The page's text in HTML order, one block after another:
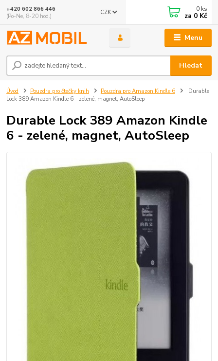
Menu
CZK
Hledat
+420 602 866 446
(Po-Ne, 8-20 hod.)
0 ks
za 0 Kč
Úvod Pouzdra pro čtečky knih Pouzdra pro Amazon Kindle 6
Durable
Lock 389 Amazon Kindle 6 - zelené, magnet, AutoSleep
Durable Lock 389 Amazon Kindle
6 - zelené, magnet, AutoSleep